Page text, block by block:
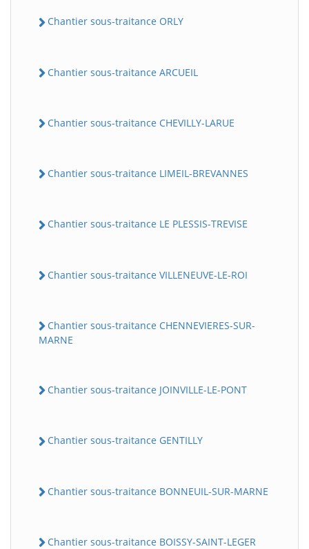
Chantier sous-traitance ORLY
Chantier sous-traitance ARCUEIL
Chantier sous-traitance CHEVILLY-LARUE
Chantier sous-traitance LIMEIL-BREVANNES
Chantier sous-traitance LE PLESSIS-TREVISE
Chantier sous-traitance VILLENEUVE-LE-ROI
Chantier sous-traitance CHENNEVIERES-SUR-
MARNE
Chantier sous-traitance JOINVILLE-LE-PONT
Chantier sous-traitance GENTILLY
Chantier sous-traitance BONNEUIL-SUR-MARNE
Chantier sous-traitance BOISSY-SAINT-LEGER